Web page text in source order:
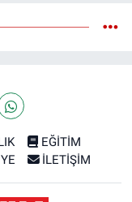
EĞİTİM
İLETİŞİM